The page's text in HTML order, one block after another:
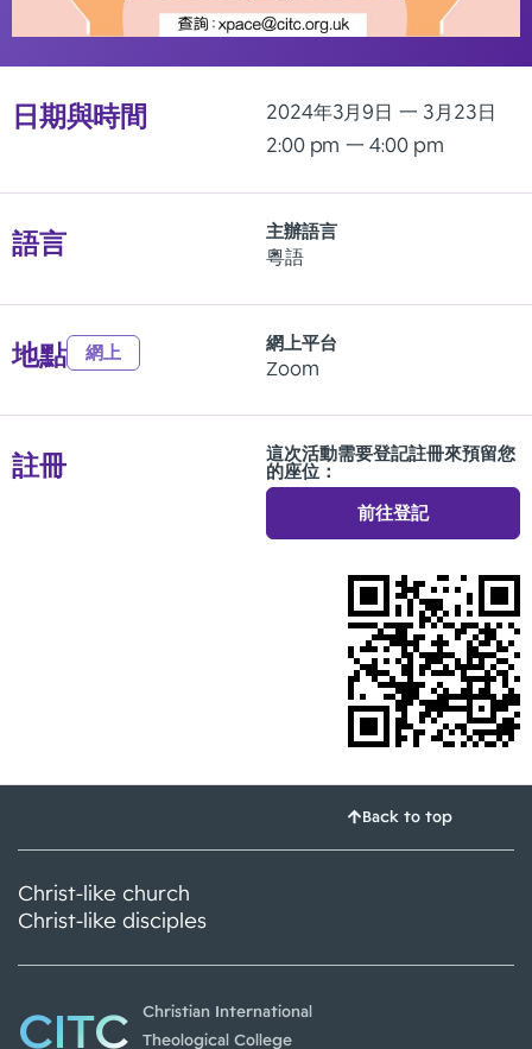
日期與時間 2024年3月9日 一 3月23日
2:00 pm 一 4:00 pm
語言 主辦語言
粵語
地點 網上 網上平台
Zoom
註冊 這次活動需要登記註冊來預留您
的座位：
前往登記
Back to top
Christ-like church
Christ-like disciples
CITC
Christian International
Theological College